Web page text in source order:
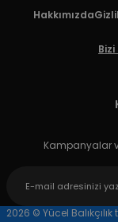
Hakkımızda
Kampanyalar
2026 © Yücel